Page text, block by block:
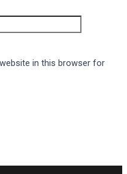
in this browser for